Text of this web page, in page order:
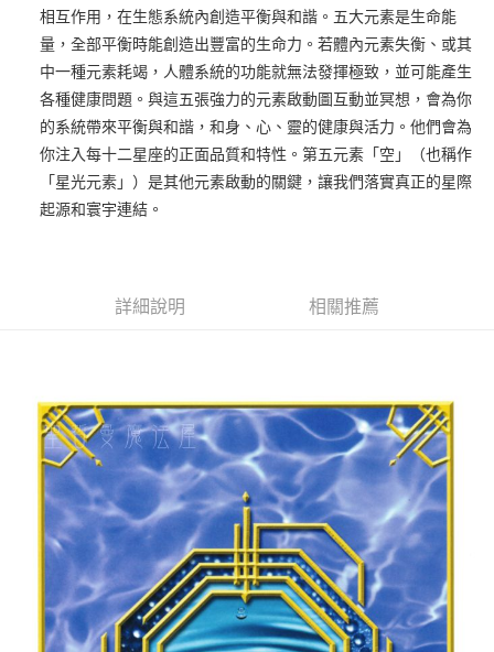
悠遊付
ATM付款
運送方式
每筆NT$80，滿NT$3,000(含以上)免運費
7-11取貨付款
每筆NT$80，滿NT$3,000(含以上)免運費
付款後門市自取
免運費
相互作用，在生態系統內創造平衡與和諧。五大元素是生命能
量，全部平衡時能創造出豐富的生命力。若體內元素失衡、或其
中一種元素耗竭，人體系統的功能就無法發揮極致，並可能產生
各種健康問題。與這五張強力的元素啟動圖互動並冥想，會為你
的系統帶來平衡與和諧，和身、心、靈的健康與活力。他們會為
你注入每十二星座的正面品質和特性。第五元素「空」（也稱作
「星光元素」）是其他元素啟動的關鍵，讓我們落實真正的星際
起源和寰宇連結。
詳細說明 相關推薦